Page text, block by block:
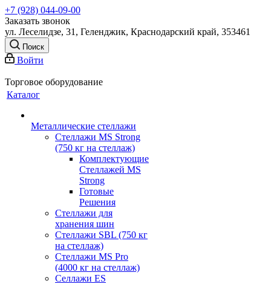
+7 (928) 044-09-00
Заказать звонок
ул. Леселидзе, 31, Геленджик, Краснодарский край, 353461
Поиск
Войти
Торговое оборудование
Каталог
Металлические стеллажи
Стеллажи MS Strong
(750 кг на стеллаж)
Комплектующие
Стеллажей MS
Strong
Готовые
Решения
Стеллажи для
хранения шин
Стеллажи SBL (750 кг
на стеллаж)
Стеллажи MS Pro
(4000 кг на стеллаж)
Селлажи ES